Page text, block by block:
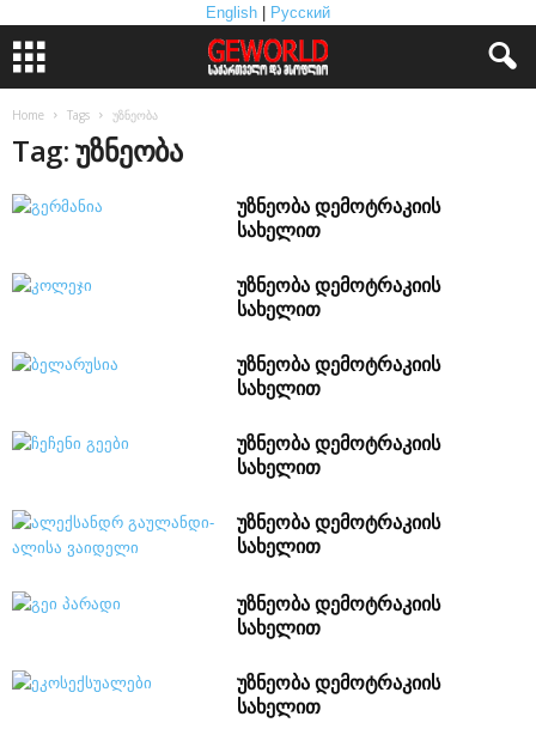
English Русский
Home Tags უზნეობა
Tag: უზნეობა
უზნეობა დემოტრაკიის
სახელით
უზნეობა დემოტრაკიის
სახელით
უზნეობა დემოტრაკიის
სახელით
უზნეობა დემოტრაკიის
სახელით
უზნეობა დემოტრაკიის
სახელით
უზნეობა დემოტრაკიის
სახელით
უზნეობა დემოტრაკიის
სახელით